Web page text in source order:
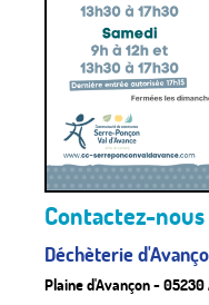
Contactez-nous
Déchèterie
Plaine d'Avançon - 05230